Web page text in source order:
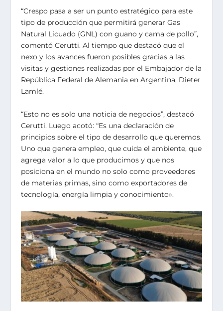
“Crespo pasa a ser un punto estratégico para este
tipo de producción que permitirá generar Gas
Natural Licuado (GNL) con guano y cama de pollo”,
comentó Cerutti. Al tiempo que destacó que el
nexo y los avances fueron posibles gracias a las
visitas y gestiones realizadas por el Embajador de la
República Federal de Alemania en Argentina, Dieter
Lamlé.
“Esto no es solo una noticia de negocios”, destacó
Cerutti. Luego acotó: “Es una declaración de
principios sobre el tipo de desarrollo que queremos.
Uno que genera empleo, que cuida el ambiente, que
agrega valor a lo que producimos y que nos
posiciona en el mundo no solo como proveedores
de materias primas, sino como exportadores de
tecnología, energía limpia y conocimiento».